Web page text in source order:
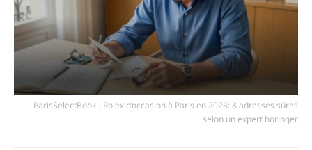
ParisSelectBook - Rolex d’occasion à Paris en 2026: 8 adresses sûres
selon un expert horloger